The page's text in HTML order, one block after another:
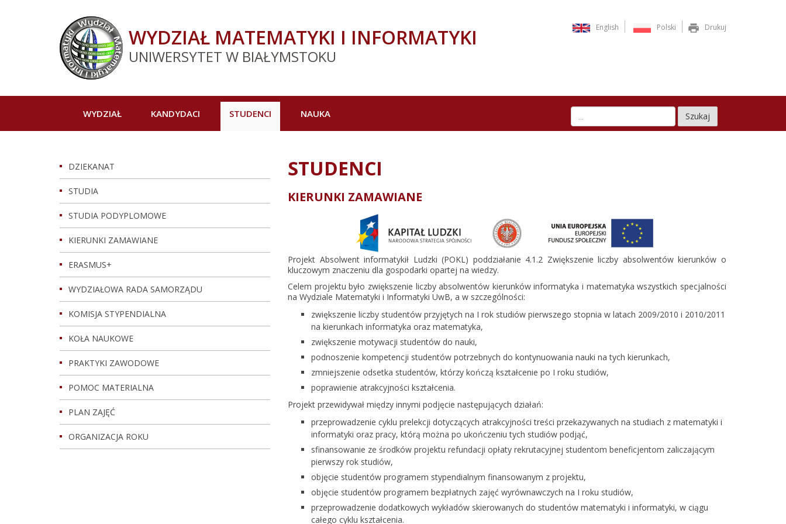
WYDZIAŁ MATEMATYKI I INFORMATYKI
UNIWERSYTET W BIAŁYMSTOKU
English Polski Drukuj
WYDZIAŁ KANDYDACI STUDENCI NAUKA Szukaj
DZIEKANAT
STUDIA
STUDIA PODYPLOMOWE
KIERUNKI ZAMAWIANE
ERASMUS+
WYDZIAŁOWA RADA SAMORZĄDU
KOMISJA STYPENDIALNA
KOŁA NAUKOWE
PRAKTYKI ZAWODOWE
POMOC MATERIALNA
PLAN ZAJĘĆ
ORGANIZACJA ROKU
STUDENCI
KIERUNKI ZAMAWIANE
Projekt Absolwent informatykił Ludzki (POKL) poddziałanie 4.1.2 Zwiększenie liczby absolwentów kierunków o
kluczowym znaczeniu dla gospodarki opartej na wiedzy.
Celem projektu było zwiększenie liczby absolwentów kierunków informatyka i matematyka wszystkich specjalności
na Wydziale Matematyki i Informatyki UwB, a w szczególności:
zwiększenie liczby studentów przyjętych na I rok studiów pierwszego stopnia w latach 2009/2010 i 2010/2011
na kierunkach informatyka oraz matematyka,
zwiększenie motywacji studentów do nauki,
podnoszenie kompetencji studentów potrzebnych do kontynuowania nauki na tych kierunkach,
zmniejszenie odsetka studentów, którzy kończą kształcenie po I roku studiów,
poprawienie atrakcyjności kształcenia.
Projekt przewidywał między innymi podjęcie następujących działań:
przeprowadzenie cyklu prelekcji dotyczących atrakcyjności treści przekazywanych na studiach z matematyki i
informatyki oraz pracy, którą można po ukończeniu tych studiów podjąć,
sfinansowanie ze środków projektu refundacji opłaty rekrutacyjnej studentom beneficjentom zaliczającym
pierwszy rok studiów,
objęcie studentów programem stypendialnym finansowanym z projektu,
objęcie studentów programem bezpłatnych zajęć wyrównawczych na I roku studiów,
przeprowadzenie dodatkowych wykładów skierowanych do studentów matematyki i informatyki, w ciągu
całego cyklu kształcenia.